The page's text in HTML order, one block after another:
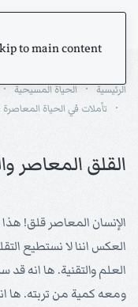
to main content
الرئيسية الحياة المسيحية
تأملات في الحياة المعاصرة
القلق المعاصر
الإنسان المعاصر قلق!
العكس اننا لا نستطيع
العلم والتقنية. ها انه
ومعه كمية من تربته. ها